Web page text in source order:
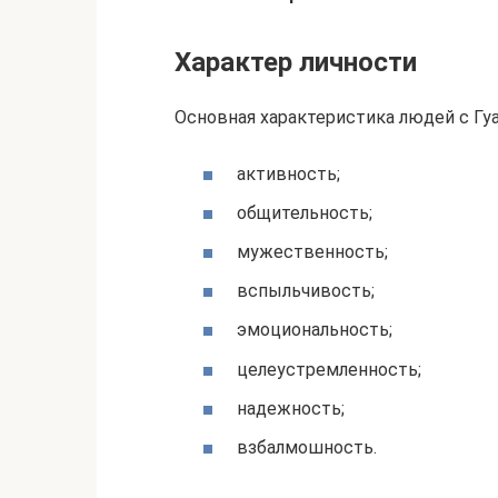
Характер личности
Основная характеристика людей с
активность;
общительность;
мужественность;
вспыльчивость;
эмоциональность;
целеустремленность;
надежность;
взбалмошность.